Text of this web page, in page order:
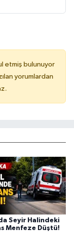
etmiş bulunuyor
yorumlardan
Seyir Halindeki
Menfeze Düştü!